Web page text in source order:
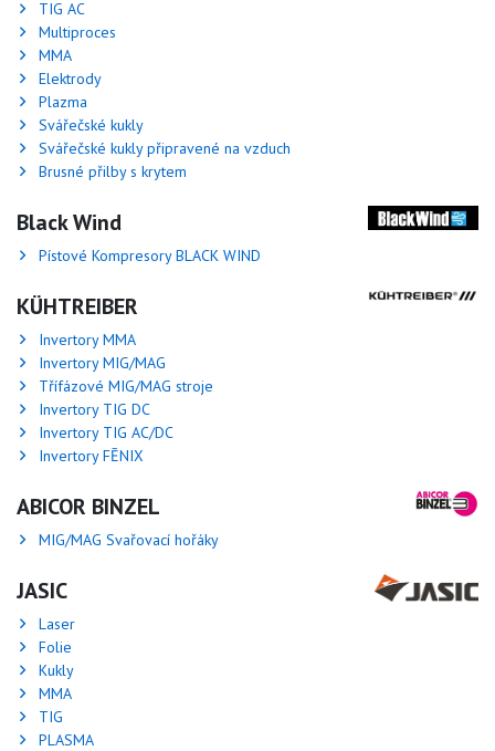
TIG AC
Multiproces
MMA
Elektrody
Plazma
Svářečské kukly
Svářečské kukly připravené na vzduch
Brusné přilby s krytem
Black Wind
Pístové Kompresory BLACK WIND
KÜHTREIBER
Invertory MMA
Invertory MIG/MAG
Třífázové MIG/MAG stroje
Invertory TIG DC
Invertory TIG AC/DC
Invertory FĒNIX
ABICOR BINZEL
MIG/MAG Svařovací hořáky
JASIC
Laser
Folie
Kukly
MMA
TIG
PLASMA